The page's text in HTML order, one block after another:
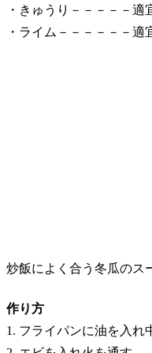
・きゅうり－－－－－適
・ライム－－－－－－適
炒飯によく合う冬瓜のス
作り方
1. フライパンに油を入れ